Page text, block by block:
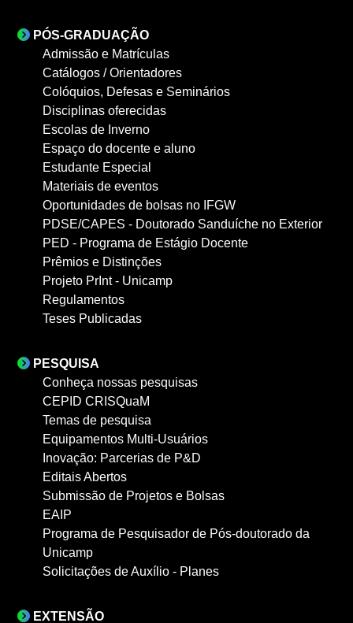
PÓS-GRADUAÇÃO
Admissão e Matrículas
Catálogos / Orientadores
Colóquios, Defesas e Seminários
Disciplinas oferecidas
Escolas de Inverno
Espaço do docente e aluno
Estudante Especial
Materiais de eventos
Oportunidades de bolsas no IFGW
PDSE/CAPES - Doutorado Sanduíche no Exterior
PED - Programa de Estágio Docente
Prêmios e Distinções
Projeto PrInt - Unicamp
Regulamentos
Teses Publicadas
PESQUISA
Conheça nossas pesquisas
CEPID CRISQuaM
Temas de pesquisa
Equipamentos Multi-Usuários
Inovação: Parcerias de P&D
Editais Abertos
Submissão de Projetos e Bolsas
EAIP
Programa de Pesquisador de Pós-doutorado da
Unicamp
Solicitações de Auxílio - Planes
EXTENSÃO